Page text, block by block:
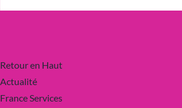
Retour en Haut
Actualité
France Services